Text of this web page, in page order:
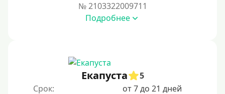
№ 2103322009711
Подробнее
Екапуста
5
Срок:
от 7 до 21 дней